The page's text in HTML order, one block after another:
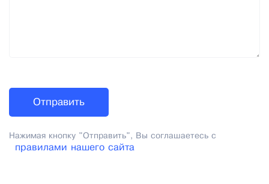
Нажимая кнопку "Отправить", Вы соглашаетесь с
правилами нашего сайта